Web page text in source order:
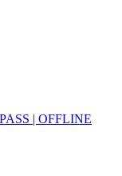
| OFFLINE